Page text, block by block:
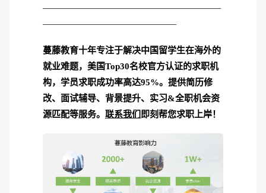
————————————————————
———————————————
蔓藤教育十年专注于解决中国留学生在海外的
就业难题，美国Top30名校官方认证的求职机
构，学员求职成功率高达95%。 提供简历修
改、面试辅导、背景提升、实习&全职机会资
源匹配等服务。 联系我们 即刻帮您求职上岸！